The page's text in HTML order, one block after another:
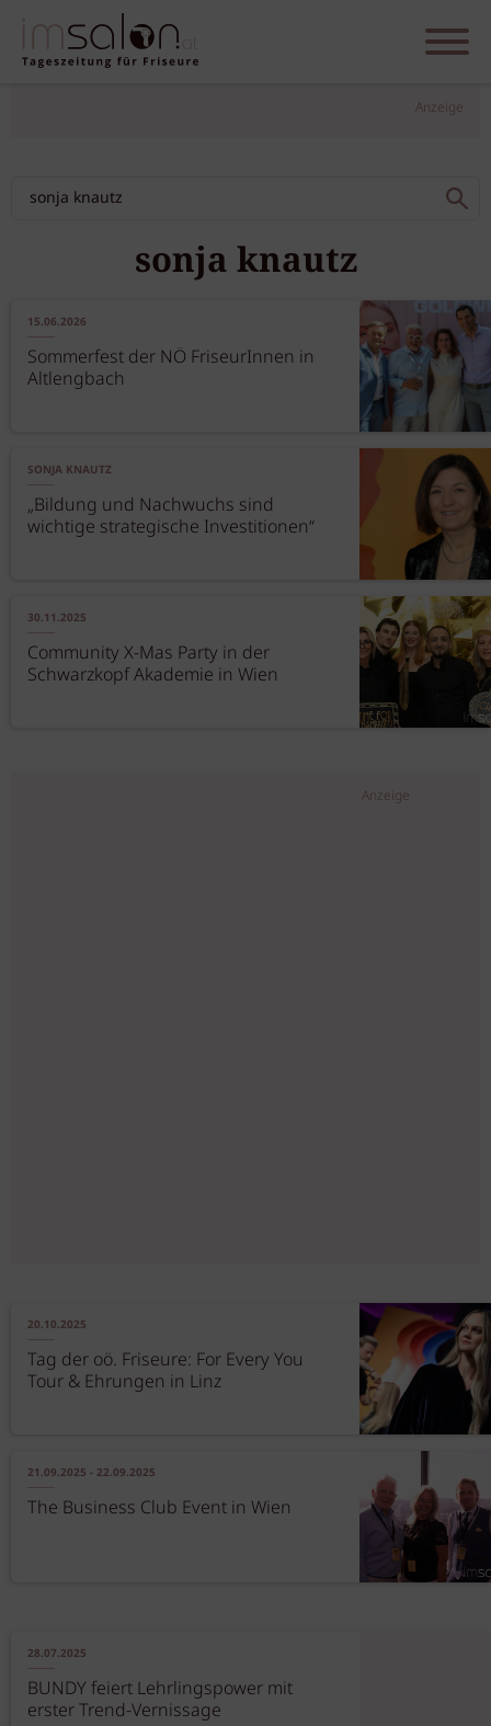
Anzeige
sonja knautz
15.06.2026
Sommerfest der NÖ FriseurInnen in
Altlengbach
SONJA KNAUTZ
„Bildung und Nachwuchs sind
wichtige strategische Investitionen“
30.11.2025
Community X-Mas Party in der
Schwarzkopf Akademie in Wien
Anzeige
20.10.2025
Tag der oö. Friseure: For Every You
Tour & Ehrungen in Linz
21.09.2025 - 22.09.2025
The Business Club Event in Wien
28.07.2025
BUNDY feiert Lehrlingspower mit
erster Trend-Vernissage